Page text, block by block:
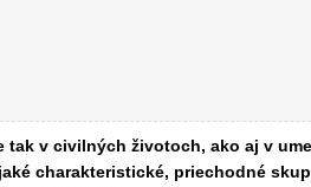
tak v civilných životoch, ako aj v
charakteristické, priechodné